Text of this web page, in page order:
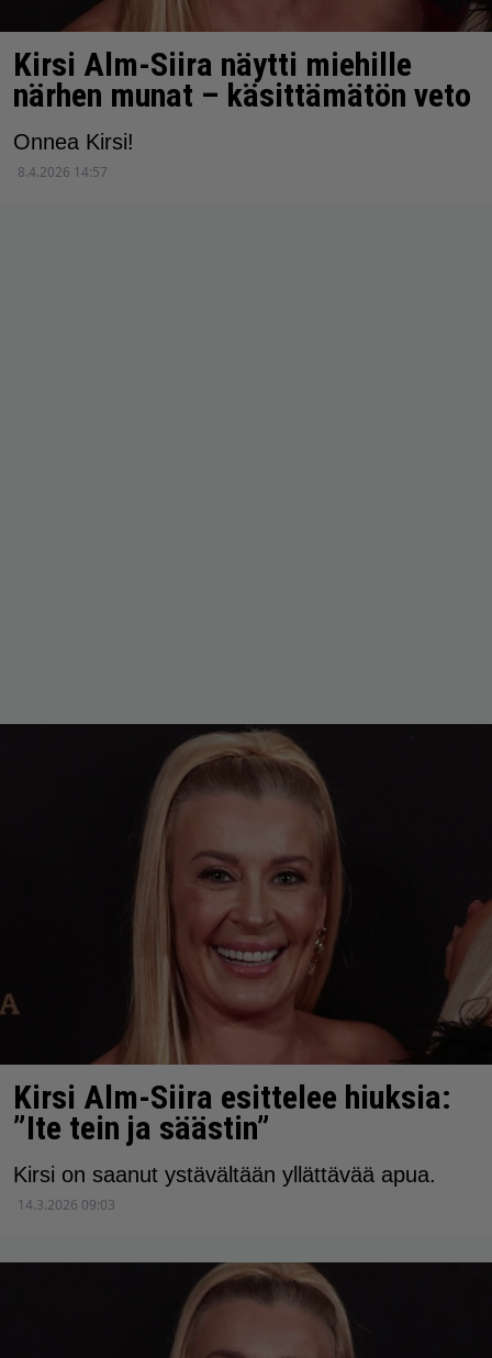
Kirsi Alm-Siira näytti miehille
närhen munat – käsittämätön veto
Onnea Kirsi!
8.4.2026 14:57
Kirsi Alm-Siira esittelee hiuksia:
”Ite tein ja säästin”
Kirsi on saanut ystävältään yllättävää apua.
14.3.2026 09:03